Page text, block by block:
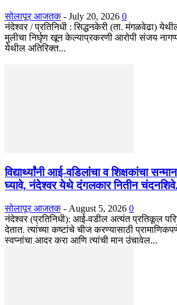
सोलापूर आजतक - July 20, 2026 0
नंदेश्वर / प्रतिनिधी : सिद्धनकेरी (ता. मंगळवेढा)
मुलीचा निर्घृण खून केल्याप्रकरणी आरोपी संजय
येथील अतिरिक्त...
विद्यार्थ्यांनी आई-वडिलांचा व शिक्षकांचा
घ्यावे, नंदेश्वर येथे दंगलकार नितीन
सोलापूर आजतक - August 5, 2026 0
नंदेश्वर (प्रतिनिधी): आई-वडील अत्यंत प्रतिकूल
देतात. त्यांच्या कष्टांचे चीज करण्यासाठी
स्वप्नांचा आदर करा आणि त्यांची मान उंचावेल...